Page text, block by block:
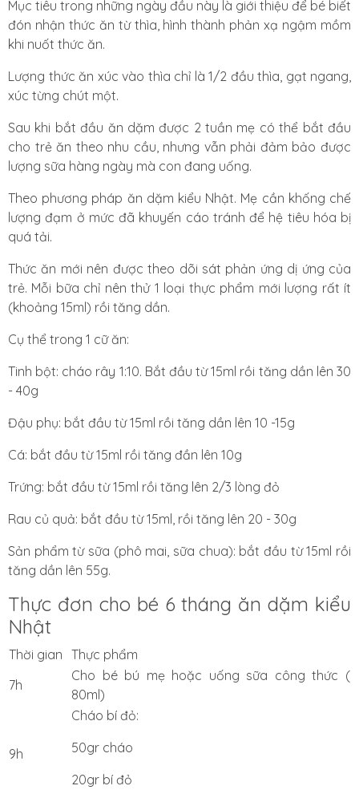
Mục tiêu trong những ngày đầu này là giới thiệu để bé biết
đón nhận thức ăn từ thìa, hình thành phản xạ ngậm mồm
khi nuốt thức ăn.
Lượng thức ăn xúc vào thìa chỉ là 1/2 đầu thìa, gạt ngang,
xúc từng chút một.
Sau khi bắt đầu ăn dặm được 2 tuần mẹ có thể bắt đầu
cho trẻ ăn theo nhu cầu, nhưng vẫn phải đảm bảo được
lượng sữa hàng ngày mà con đang uống.
Theo phương pháp ăn dặm kiểu Nhật. Mẹ cần khống chế
lượng đạm ở mức đã khuyến cáo tránh để hệ tiêu hóa bị
quá tải.
Thức ăn mới nên được theo dõi sát phản ứng dị ứng của
trẻ. Mỗi bữa chỉ nên thử 1 loại thực phẩm mới lượng rất ít
(khoảng 15ml) rồi tăng dần.
Cụ thể trong 1 cữ ăn:
Tinh bột: cháo rây 1:10. Bắt đầu từ 15ml rồi tăng dần lên 30
- 40g
Đậu phụ: bắt đầu từ 15ml rồi tăng dần lên 10 -15g
Cá: bắt đầu từ 15ml rồi tăng đần lên 10g
Trứng: bắt đầu từ 15ml rồi tăng lên 2/3 lòng đỏ
Rau củ quả: bắt đầu từ 15ml, rồi tăng lên 20 - 30g
Sản phẩm từ sữa (phô mai, sữa chua): bắt đầu từ 15ml rồi
tăng dần lên 55g.
Thực đơn cho bé 6 tháng ăn dặm kiểu
Nhật
Thời gian Thực phẩm
7h
Cho bé bú mẹ hoặc uống sữa công thức (
80ml)
9h
Cháo bí đỏ:
50gr cháo
20gr bí đỏ